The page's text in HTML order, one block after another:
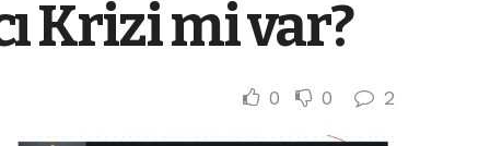
Krizi mi var?
0 0 2